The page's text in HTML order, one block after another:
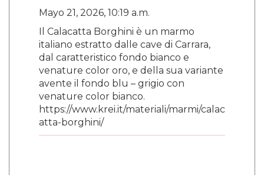
Mayo 21, 2026, 10:19 a.m.
Il Calacatta Borghini è un marmo
italiano estratto dalle cave di Carrara,
dal caratteristico fondo bianco e
venature color oro, e della sua variante
avente il fondo blu – grigio con
venature color bianco.
https://www.krei.it/materiali/marmi/calac
atta-borghini/